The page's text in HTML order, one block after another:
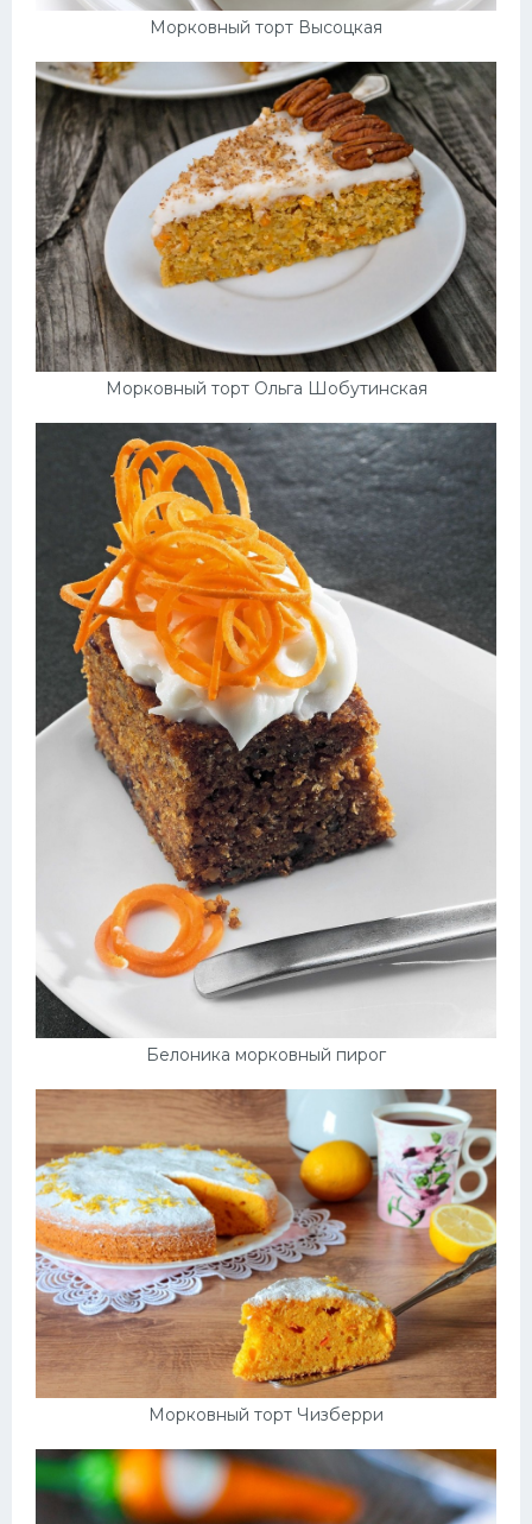
Морковный торт Высоцкая
Морковный торт Ольга Шобутинская
Белоника морковный пирог
Морковный торт Чизберри